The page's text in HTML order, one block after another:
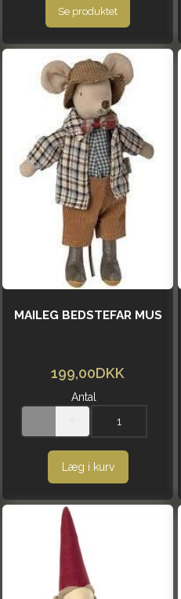
Se produktet
MAILEG BEDSTEFAR MUS
199,00DKK
Antal
Læg i kurv